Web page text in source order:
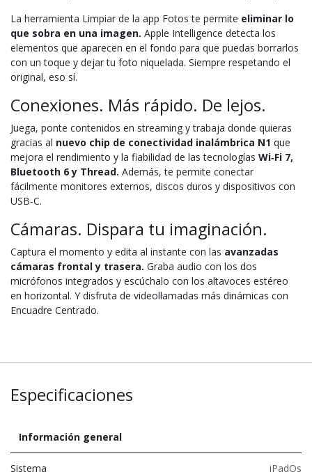
La herramienta Limpiar de la app Fotos te permite eliminar lo
que sobra en una imagen. Apple Intelligence detecta los
elementos que aparecen en el fondo para que puedas borrarlos
con un toque y dejar tu foto niquelada. Siempre respetando el
original, eso sí.
Conexiones. Más rápido. De lejos.
Juega, ponte contenidos en streaming y trabaja donde quieras
gracias al nuevo chip de conectividad inalámbrica N1 que
mejora el rendi­miento y la fiabilidad de las tecnologías Wi‑Fi 7,
Bluetooth 6 y Thread. Además, te permite conectar
fácilmente monitores externos, discos duros y dispositivos con
USB‑C.
Cámaras. Dispara tu imaginación.
Captura el momento y edita al instante con las avanzadas
cámaras frontal y trasera. Graba audio con los dos
micrófonos integrados y escúchalo con los altavoces estéreo
en horizontal. Y disfruta de videollamadas más dinámicas con
Encuadre Centrado.
Especificaciones
Información general
Sistema iPadOs